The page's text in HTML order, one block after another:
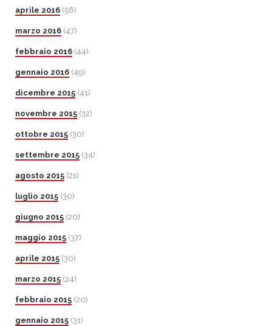
aprile 2016 (56)
marzo 2016 (47)
febbraio 2016 (44)
gennaio 2016 (49)
dicembre 2015 (41)
novembre 2015 (32)
ottobre 2015 (30)
settembre 2015 (34)
agosto 2015 (21)
luglio 2015 (30)
giugno 2015 (20)
maggio 2015 (37)
aprile 2015 (30)
marzo 2015 (24)
febbraio 2015 (20)
gennaio 2015 (31)